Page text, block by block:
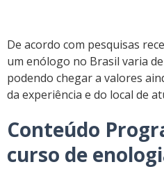
De acordo com pesquisas
um enólogo no Brasil varia de
podendo chegar a valores
da experiência e do local de
Conteúdo
curso de